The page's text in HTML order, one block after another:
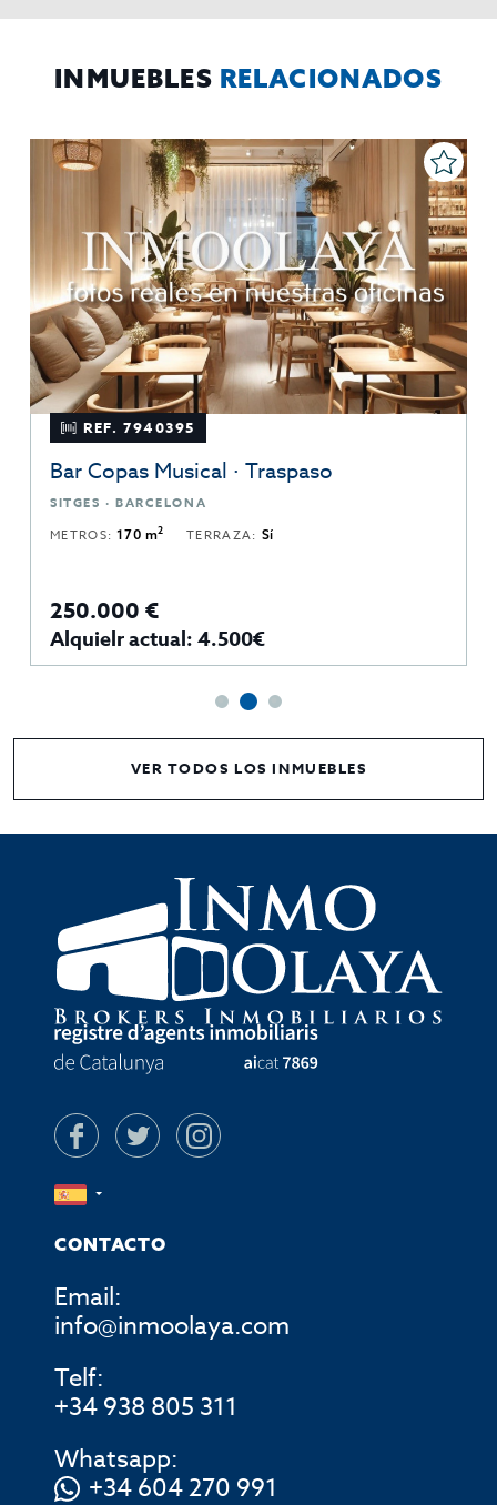
INMUEBLES RELACIONADOS
REF. 7940395
Bar Copas Musical · Traspaso
SITGES · BARCELONA
METROS:170 m2 TERRAZA: Sí
250.000 €
Alquielr actual: 4.500€
VER TODOS LOS INMUEBLES
CONTACTO
Email:
info@inmoolaya.com
Telf:
+34 938 805 311
Whatsapp:
+34 604 270 991